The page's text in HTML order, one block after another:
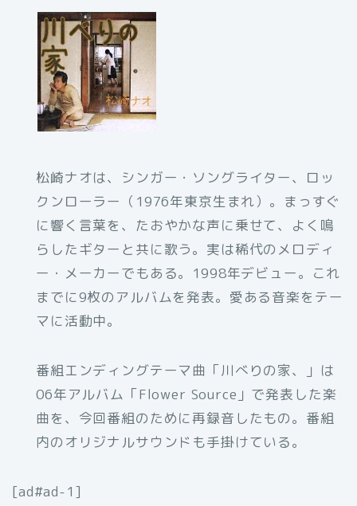
松崎ナオは、シンガー・ソングライター、ロッ
クンローラー（1976年東京生まれ）。まっすぐ
に響く言葉を、たおやかな声に乗せて、よく鳴
らしたギターと共に歌う。実は稀代のメロディ
ー・メーカーでもある。1998年デビュー。これ
までに9枚のアルバムを発表。愛ある音楽をテー
マに活動中。
番組エンディングテーマ曲「川べりの家、」は
06年アルバム「Flower Source」で発表した楽
曲を、今回番組のために再録音したもの。番組
内のオリジナルサウンドも手掛けている。
[ad#ad-1]